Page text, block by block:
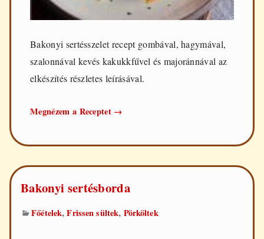
Bakonyi sertésszelet recept gombával, hagymával,
szalonnával kevés kakukkfűvel és majoránnával az
elkészítés részletes leírásával.
Megnézem a Receptet Bakonyi
→
Bakonyi sertésborda
Főételek,Frissen sültek, Pörköltek